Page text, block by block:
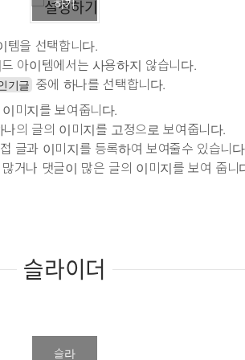
하기
템을 선택합니다.
아이템에서는 사용하지 않습니다.
기글 중에 하나를 선택합니다.
미지를 보여줍니다.
의 글의 이미지를 고정으로 보여줍니다.
글과 이미지를 등록하여 보여줄수 있습니
거나 댓글이 많은 글의 이미지를 보여 줍니
슬라이더
슬라